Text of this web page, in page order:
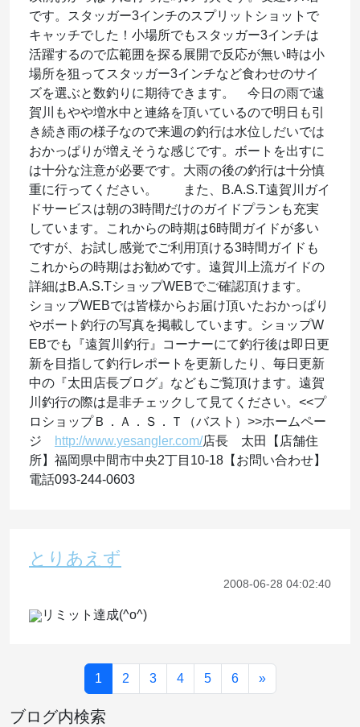
です。スタッガー3インチのスプリットショットで
キャッチでした！小場所でもスタッガー3インチは
活躍するので広範囲を探る展開で反応が無い時は小
場所を狙ってスタッガー3インチなど食わせのサイ
ズを選ぶと数釣りに期待できます。 今日の雨で遠
賀川もやや増水中と連絡を頂いているので明日も引
き続き雨の様子なので来週の釣行は水位しだいでは
おかっぱりが増えそうな感じです。ボートを出すに
は十分な注意が必要です。大雨の後の釣行は十分慎
重に行ってください。 また、B.A.S.T遠賀川ガイ
ドサービスは朝の3時間だけのガイドプランも充実
しています。これからの時期は6時間ガイドが多い
ですが、お試し感覚でご利用頂ける3時間ガイドも
これからの時期はお勧めです。遠賀川上流ガイドの
詳細はB.A.S.TショップWEBでご確認頂けます。
ショップWEBでは皆様からお届け頂いたおかっぱり
やボート釣行の写真を掲載しています。ショップW
EBでも『遠賀川釣行』コーナーにて釣行後は即日更
新を目指して釣行レポートを更新したり、毎日更新
中の『太田店長ブログ』などもご覧頂けます。遠賀
川釣行の際は是非チェックして見てください。<<プ
ロショップＢ．Ａ．Ｓ．Ｔ（バスト）>>ホームペー
ジ
http://www.yesangler.com/店長 太田【店舗住
所】福岡県中間市中央2丁目10-18【お問い合わせ】
電話093-244-0603
とりあえず
2008-06-28 04:02:40
リミット達成(^o^)
1 2 3 4 5 6 »
ブログ内検索